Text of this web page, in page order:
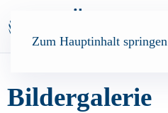
Zum Hauptinhalt springen
Bildergalerie